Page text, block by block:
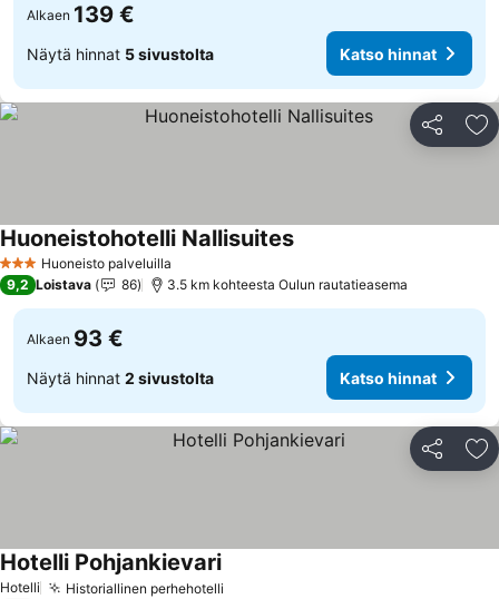
Alkaen 139 €
Näytä hinnat 5 sivustolta Katso hinnat
Jaa
3 Tähtiluokitus
Huoneisto palveluilla
Huoneistohotelli NallisuitesKatso hinnat
9,2 Loistava 86 3.5 km kohteesta Oulun rautatieasema
Alkaen 93 €
Näytä hinnat 2 sivustolta Katso hinnat
Jaa
Hotelli Historiallinen perhehotelli
Hotelli PohjankievariKatso hinnat